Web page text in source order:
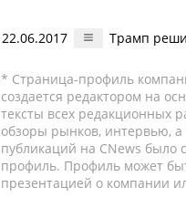
22.06.2017 Трамп
* Страница-профиль
создается редактором на
тексты всех редакционных
обзоры рынков, интервью,
публикаций на CNews было
профиль. Профиль может
презентацией о компании